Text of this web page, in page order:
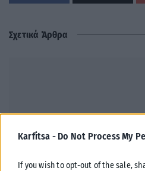
Karfitsa - Do Not Process My
If you wish to opt-out of the sale,
Σχετικά Άρθρα